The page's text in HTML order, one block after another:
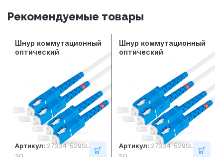
Рекомендуемые товары
Шнур коммутационный
оптический
многомодовый ОМ3,
SC/UPC-SC/UPC,
дуплексный, LSZH, 3
метра
Артикул: 27334-529SUSU0
Шнур коммутационный
оптический
многомодовый ОМ3,
SC/UPC-SC/UPC,
дуплексный, LSZH, 5
метров
Артикул: 27334-529SUSU0